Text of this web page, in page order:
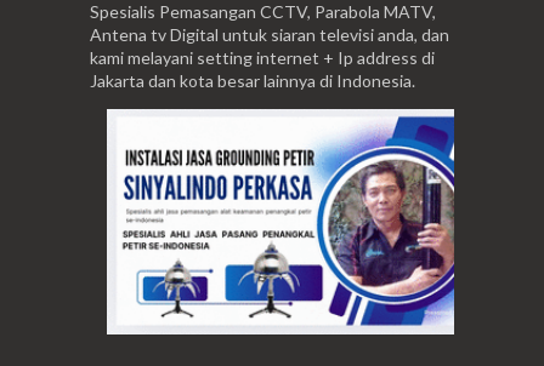
Spesialis Pemasangan CCTV, Parabola MATV,
Antena tv Digital untuk siaran televisi anda, dan
kami melayani setting internet + Ip address di
Jakarta dan kota besar lainnya di Indonesia.